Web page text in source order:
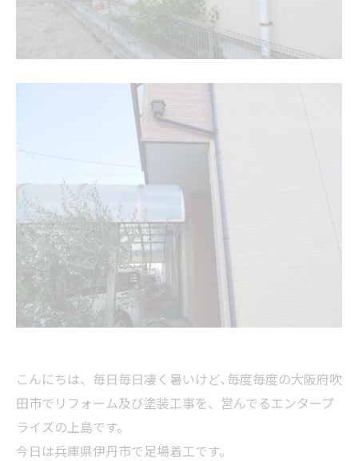
こんにちは、毎日毎日凄く暑いけど､毎度毎度の大阪府吹
田市でリフォーム及び塗装工事を、営んでるエンタープ
ライズの上島です。
今日は兵庫県伊丹市で足場着工です。